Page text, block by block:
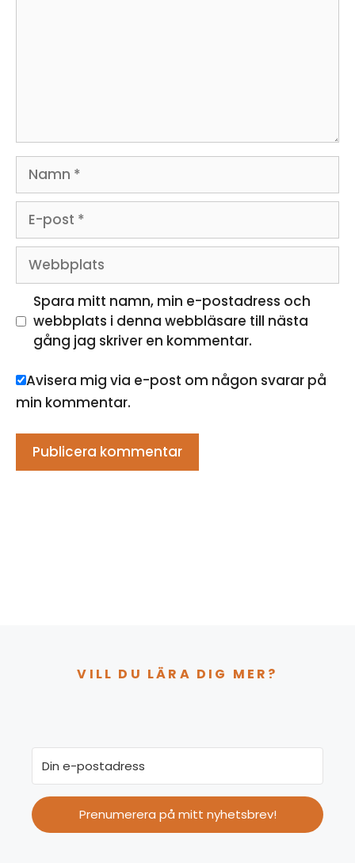
Namn
post
Webbplats
Spara mitt namn, min e-postadress och
webbplats i denna webbläsare till nästa
gång jag skriver en kommentar.
Avisera mig via e-post om någon svarar på
min kommentar.
VILL DU LÄRA DIG MER?
Prenumerera på mitt nyhetsbrev!